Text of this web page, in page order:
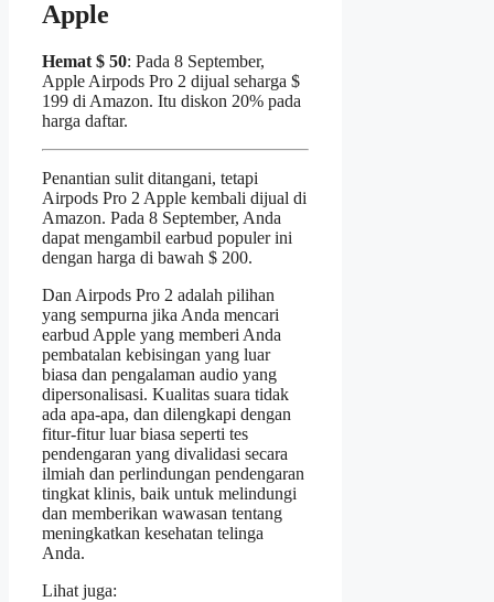
Apple
Hemat $ 50: Pada 8 September,
Apple Airpods Pro 2 dijual seharga $
199 di Amazon. Itu diskon 20% pada
harga daftar.
Penantian sulit ditangani, tetapi
Airpods Pro 2 Apple kembali dijual di
Amazon. Pada 8 September, Anda
dapat mengambil earbud populer ini
dengan harga di bawah $ 200.
Dan Airpods Pro 2 adalah pilihan
yang sempurna jika Anda mencari
earbud Apple yang memberi Anda
pembatalan kebisingan yang luar
biasa dan pengalaman audio yang
dipersonalisasi. Kualitas suara tidak
ada apa-apa, dan dilengkapi dengan
fitur-fitur luar biasa seperti tes
pendengaran yang divalidasi secara
ilmiah dan perlindungan pendengaran
tingkat klinis, baik untuk melindungi
dan memberikan wawasan tentang
meningkatkan kesehatan telinga
Anda.
Lihat juga: